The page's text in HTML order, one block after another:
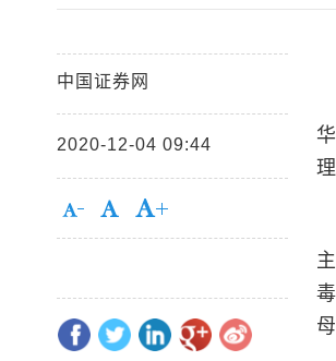
中国证券网
2020-12-04 09:44